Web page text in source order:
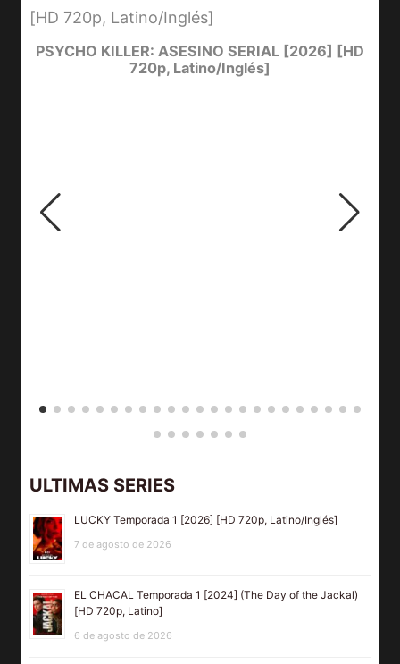
PSYCHO KILLER: ASESINO SERIAL [2026] [HD
720p, Latino/Inglés]
ULTIMAS SERIES
LUCKY Temporada 1 [2026] [HD 720p, Latino/Inglés]
7 de agosto de 2026
EL CHACAL Temporada 1 [2024] (The Day of the Jackal)
[HD 720p, Latino]
6 de agosto de 2026